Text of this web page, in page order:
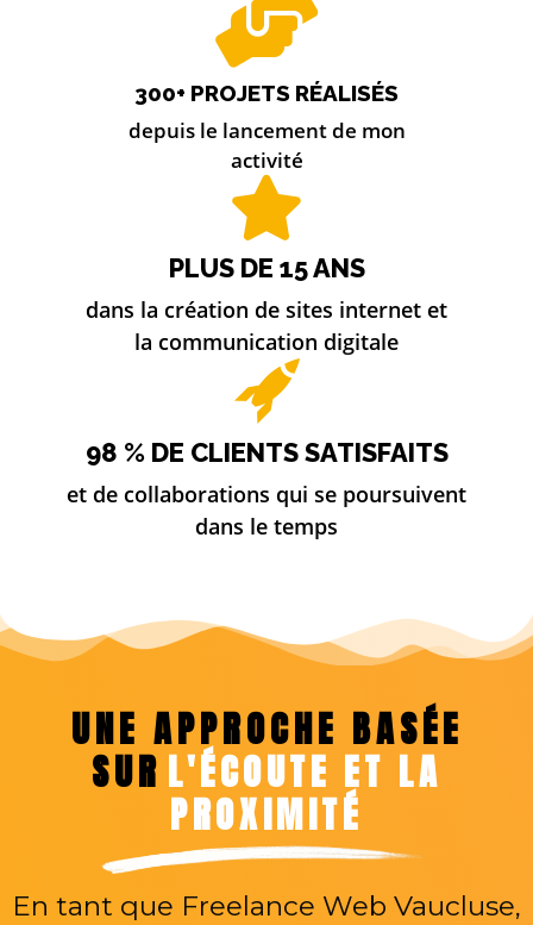
300+ PROJETS RÉALISÉS
depuis le lancement de mon
activité
PLUS DE 15 ANS
dans la création de sites internet et
la communication digitale
98 % DE CLIENTS SATISFAITS
et de collaborations qui se poursuivent
dans le temps
UNE APPROCHE BASÉE
SUR L'ÉCOUTE ET LA
PROXIMITÉ
En tant que Freelance Web Vaucluse,